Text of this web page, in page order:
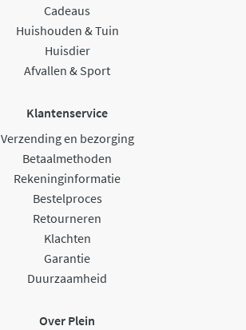
Cadeaus
Huishouden & Tuin
Huisdier
Afvallen & Sport
Klantenservice
Verzending en bezorging
Betaalmethoden
Rekeninginformatie
Bestelproces
Retourneren
Klachten
Garantie
Duurzaamheid
Over Plein